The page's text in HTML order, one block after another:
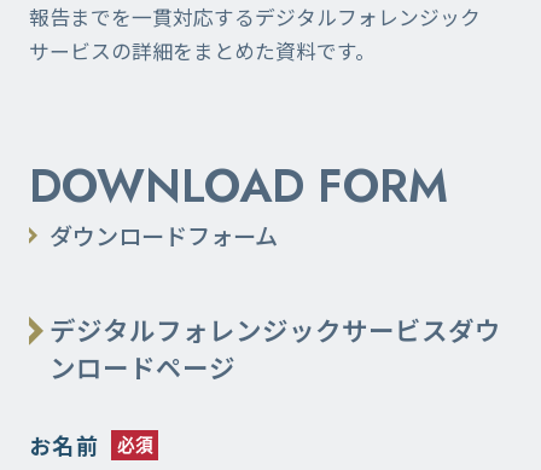
報告までを一貫対応するデジタルフォレンジック
サービスの詳細をまとめた資料です。
DOWNLOAD FORM
ダウンロードフォーム
デジタルフォレンジックサービスダウ
ンロードページ
お名前